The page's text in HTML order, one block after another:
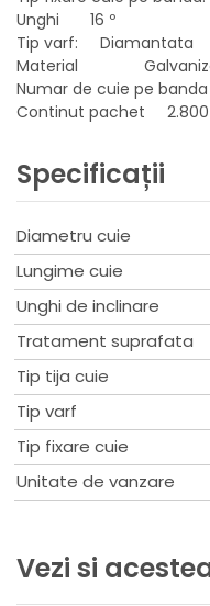
Unghi 16 º
Tip varf: Diamantata
Material Galvanizat
Numar de cuie pe
Continut pachet 2.800
Specificații
Diametru cuie
Lungime cuie
Unghi de inclinare
Tratament suprafata
Tip tija cuie
Tip varf
Tip fixare cuie
Unitate de vanzare
Vezi si